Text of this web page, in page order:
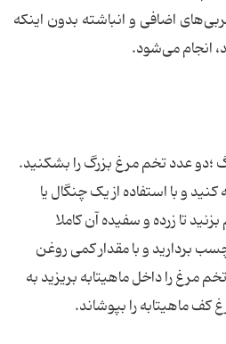
اضافی و انباشته بدون اینکه
می‌شود.
عدد تخم مرغ بزرگ را بشکنید.
و با استفاده از یک چنگال یا
تا زرده و سفیده آن کاملا
بردارید و با مقدار کمی روغن
مرغ را داخل ماهیتابه بریزید به
کف ماهیتابه را بپوشاند.